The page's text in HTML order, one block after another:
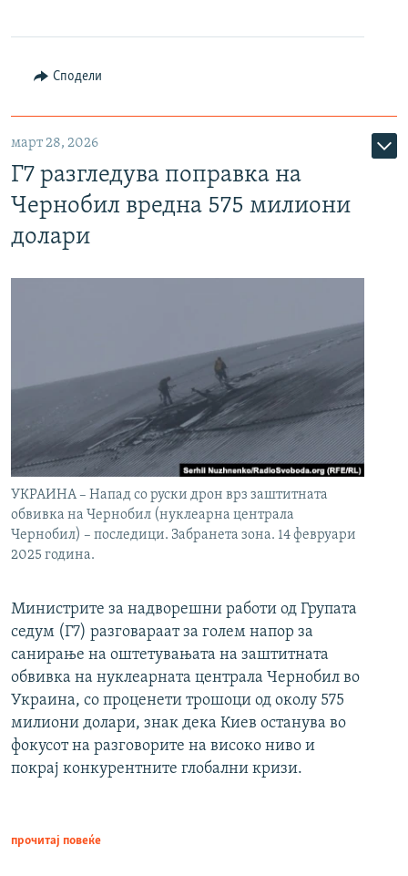
Сподели
март 28, 2026
Г7 разгледува поправка на
Чернобил вредна 575 милиони
долари
УКРАИНА – Напад со руски дрон врз заштитната
обвивка на Чернобил (нуклеарна централа
Чернобил) – последици. Забранета зона. 14 февруари
2025 година.
Министрите за надворешни работи од Групата
седум (Г7) разговараат за голем напор за
санирање на оштетувањата на заштитната
обвивка на нуклеарната централа Чернобил во
Украина, со проценети трошоци од околу 575
милиони долари, знак дека Киев останува во
фокусот на разговорите на високо ниво и
покрај конкурентните глобални кризи.
прочитај повеќе